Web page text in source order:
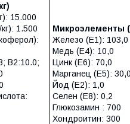
15.000
1.500
B2:10.0;
Микроэлементы
Железо (E1): 103,0
Медь (Е4): 10,0
Цинк (E6): 70,0
Марганец (E5): 30,0
Йод (E2): 1,0
Селен (E8): 0,2
Глюкозамин : 700
Хондроитин: 300